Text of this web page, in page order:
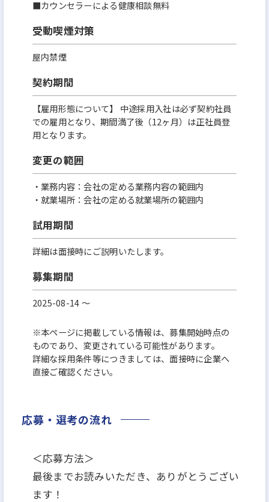
■カウンセラーによる健康相談無料
受動喫煙対策
屋内禁煙
契約期間
【雇用形態について】 中途採用入社は必ず契約社員
での雇用となり、期間満了後（12ヶ月）は正社員登
用となります。
変更の範囲
・業務内容：会社の定める業務内容の範囲内
・就業場所：会社の定める就業場所の範囲内
試用期間
詳細は面接時にご説明いたします。
募集期間
2025-08-14 〜
※本ページに掲載している情報は、募集開始時点の
ものであり、変更されている可能性があります。
詳細な採用条件等につきましては、面接時に企業へ
直接ご確認ください。
応募・選考の流れ
＜応募方法＞
最後までお読みいただき、ありがとうござい
ます！